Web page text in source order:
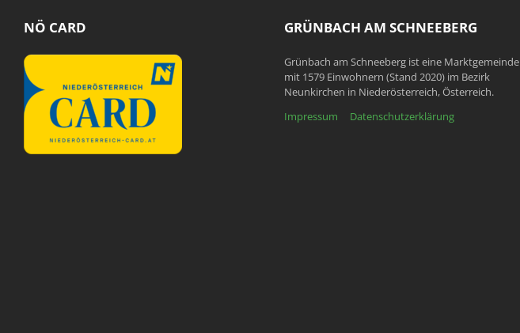
NÖ CARD GRÜNBACH AM SCHNEEBERG
Grünbach am Schneeberg ist eine Marktgemeinde
mit 1579 Einwohnern (Stand 2020) im Bezirk
Neunkirchen in Niederösterreich, Österreich.
Impressum
Datenschutzerklärung